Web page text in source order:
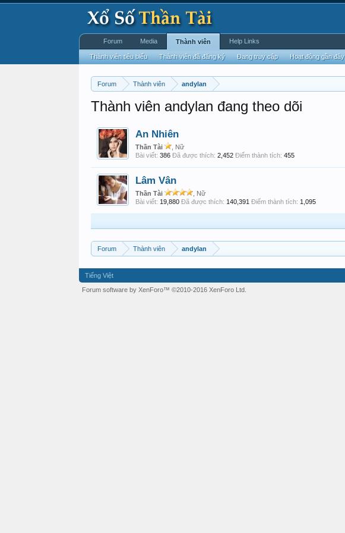
Forum Thành viên andylan
Thành viên andylan đang theo dõi
An Nhiên
Thần Tài
, Nữ
Bài viết: 386 Đã được thích: 2,452 Điểm thành tích: 455
Lâm Vân
Thần Tài
, Nữ
Bài viết: 19,880 Đã được thích: 140,391 Điểm thành tích: 1,095
Forum Thành viên andylan
Forum Media Thành viên
Thành viên tiêu biểu Thành viên đã đăng ký Đang truy cập Hoạt động gần đây
Help Links
Tiếng Việt
Forum software by XenForo™ ©2010-2016 XenForo Ltd.